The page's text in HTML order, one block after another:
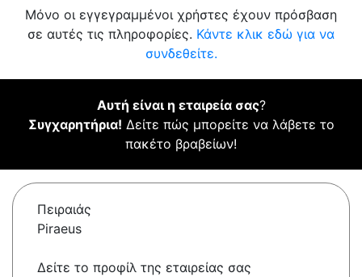
Μόνο οι εγγεγραμμένοι χρήστες έχουν πρόσβαση
σε αυτές τις πληροφορίες. Κάντε κλικ εδώ για να
συνδεθείτε.
Αυτή είναι η εταιρεία σας?
Συγχαρητήρια! Δείτε πώς μπορείτε να λάβετε το
πακέτο βραβείων!
Πειραιάς
Piraeus
Δείτε το προφίλ της εταιρείας σας